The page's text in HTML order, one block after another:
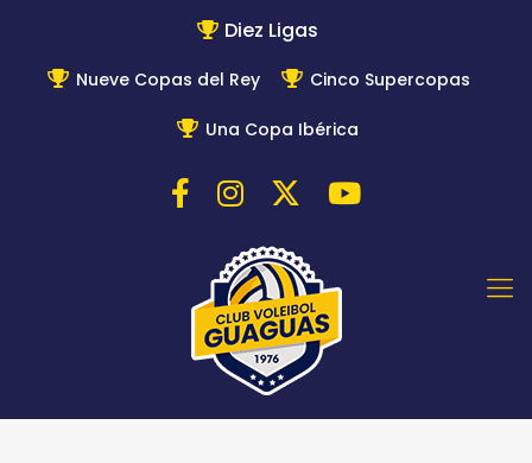
Diez Ligas
Nueve Copas del Rey Cinco Supercopas
Una Copa Ibérica